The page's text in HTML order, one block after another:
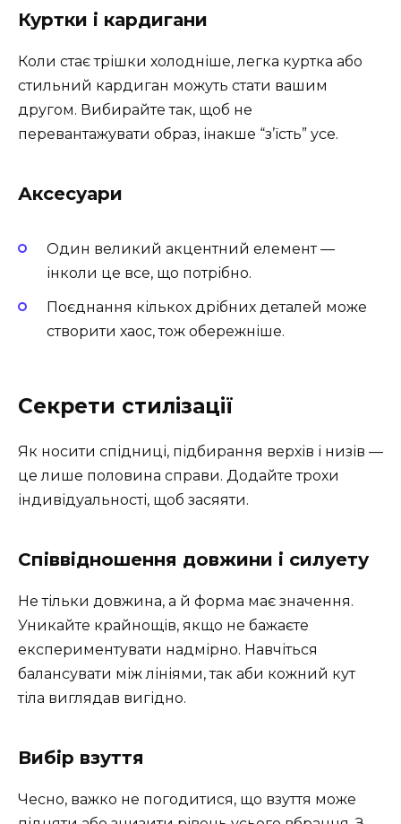
Куртки і кардигани
Коли стає трішки холодніше, легка куртка або
стильний кардиган можуть стати вашим
другом. Вибирайте так, щоб не
перевантажувати образ, інакше “з’їсть” усе.
Аксесуари
Один великий акцентний елемент —
інколи це все, що потрібно.
Поєднання кількох дрібних деталей може
створити хаос, тож обережніше.
Секрети стилізації
Як носити спідниці, підбирання верхів і низів —
це лише половина справи. Додайте трохи
індивідуальності, щоб засяяти.
Співвідношення довжини і силуету
Не тільки довжина, а й форма має значення.
Уникайте крайнощів, якщо не бажаєте
експериментувати надмірно. Навчіться
балансувати між лініями, так аби кожний кут
тіла виглядав вигідно.
Вибір взуття
Чесно, важко не погодитися, що взуття може